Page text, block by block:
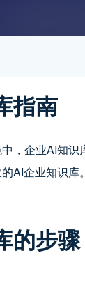
指南
，企业AI知识
AI企业知识库。
的步骤